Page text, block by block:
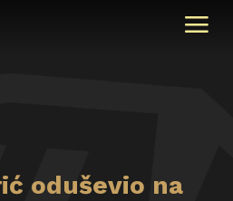
oduševio na